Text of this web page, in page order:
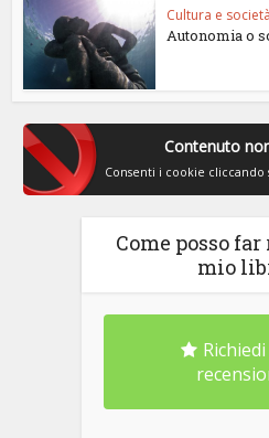
Cultura e società
Autonomia o
Contenuto
Consenti i cookie
Come posso
mio